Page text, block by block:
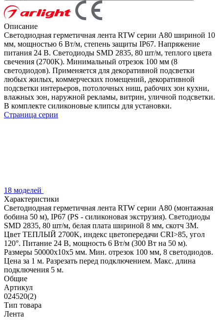
Описание
Светодиодная герметичная лента RTW серии A80 шириной 10
мм, мощностью 6 Вт/м, степень защиты IP67. Напряжение
питания 24 В. Светодиоды SMD 2835, 80 шт/м, теплого цвета
свечения (2700K). Минимальный отрезок 100 мм (8
светодиодов). Применяется для декоративной подсветки
любых жилых, коммерческих помещений, декоративной
подсветки интерьеров, потолочных ниш, рабочих зон кухни,
влажных зон, наружной рекламы, витрин, уличной подсветки.
В комплекте силиконовые клипсы для установки.
Страница серии
18 моделей
Характеристики
Светодиодная герметичная лента RTW серии A80 (монтажная
бобина 50 м), IP67 (PS - силиконовая экструзия). Светодиоды
SMD 2835, 80 шт/м, белая плата шириной 8 мм, скотч 3M.
Цвет ТЕПЛЫЙ 2700K, индекс цветопередачи CRI>85, угол
120°. Питание 24 В, мощность 6 Вт/м (300 Вт на 50 м).
Размеры 50000x10x5 мм. Мин. отрезок 100 мм, 8 светодиодов.
Цена за 1 м. Разрезать перед подключением. Макс. длина
подключения 5 м.
Общие
Артикул
024520(2)
Тип товара
Лента